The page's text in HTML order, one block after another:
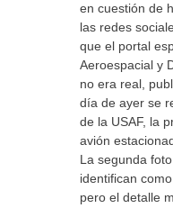
en cuestión de
las redes
que el portal
Aeroespacial y
no era real,
día de ayer se
de la USAF, la
avión
La segunda
identifican
pero el detalle